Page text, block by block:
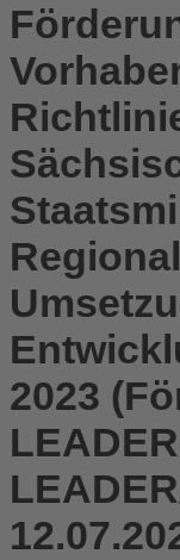
2023